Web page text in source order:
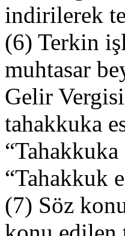
indirilerek
(6) Terkin
muhtasar
Gelir
tahakkuka
“Tahakkuk
(7) Söz